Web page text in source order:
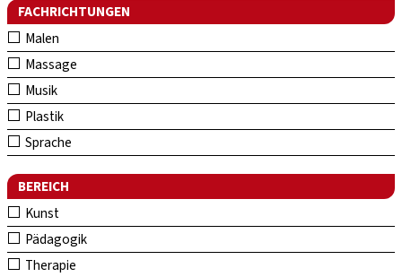
FACHRICHTUNGEN
Malen
Massage
Musik
Plastik
Sprache
BEREICH
Kunst
Pädagogik
Therapie